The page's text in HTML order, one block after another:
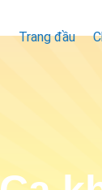
Trang đầu